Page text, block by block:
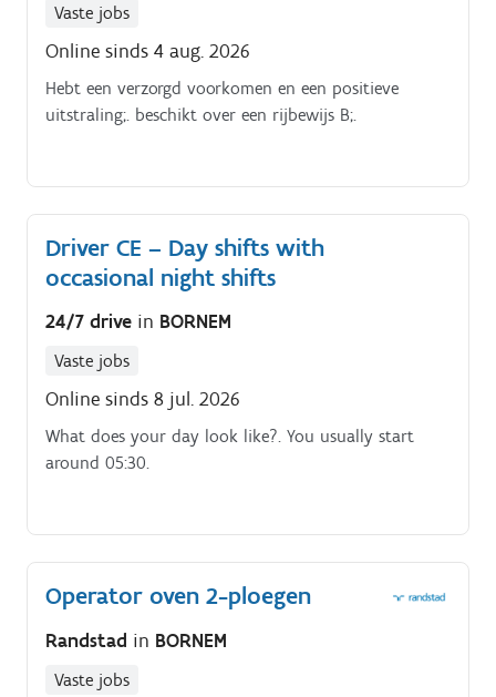
Vaste jobs
Online sinds 4 aug. 2026
Hebt een verzorgd voorkomen en een positieve
uitstraling;. beschikt over een rijbewijs B;.
Driver CE – Day shifts with
occasional night shifts
24/7 drive in BORNEM
Vaste jobs
Online sinds 8 jul. 2026
What does your day look like?. You usually start
around 05:30.
Operator oven 2-ploegen
Randstad in BORNEM
Vaste jobs